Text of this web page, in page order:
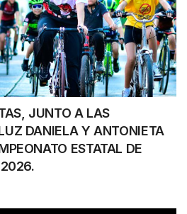
JUNTO A LAS
DANIELA Y ANTONIETA
ESTATAL DE